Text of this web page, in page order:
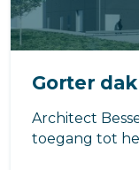
Gorter
Architect
toegang tot